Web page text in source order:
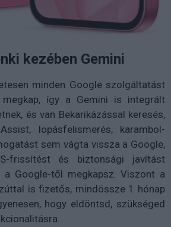
kezében Gemini
minden Google szolgáltatást
így a Gemini is integrált
és van Bekarikázással keresés,
lopásfelismerés, karambol-
sem vágta vissza a Google,
frissítést és biztonsági javítást
a Google-től megkapsz. Viszont a
is fizetős, mindössze 1 hónap
hogy eldöntsd, szükséged